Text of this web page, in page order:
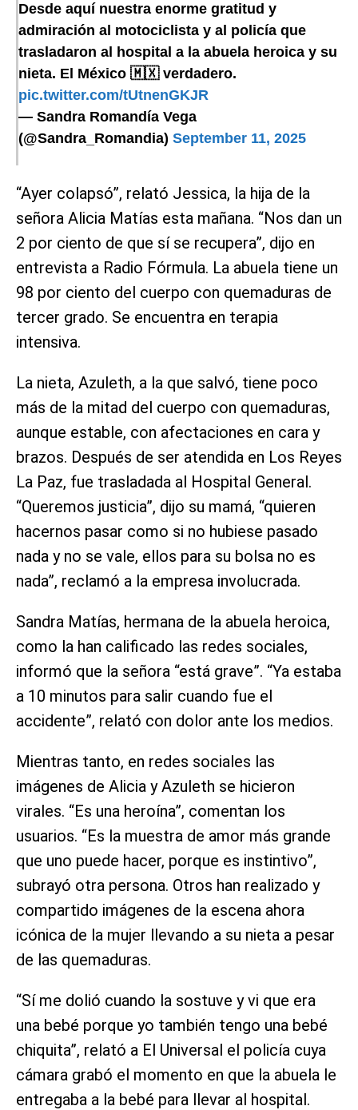
Desde aquí nuestra enorme gratitud y
admiración al motociclista y al policía que
trasladaron al hospital a la abuela heroica y su
nieta. El México 🇲🇽 verdadero.
pic.twitter.com/tUtnenGKJR
— Sandra Romandía Vega
(@Sandra_Romandia) September 11, 2025
“Ayer colapsó”, relató Jessica, la hija de la
señora Alicia Matías esta mañana. “Nos dan un
2 por ciento de que sí se recupera”, dijo en
entrevista a Radio Fórmula. La abuela tiene un
98 por ciento del cuerpo con quemaduras de
tercer grado. Se encuentra en terapia
intensiva.
La nieta, Azuleth, a la que salvó, tiene poco
más de la mitad del cuerpo con quemaduras,
aunque estable, con afectaciones en cara y
brazos. Después de ser atendida en Los Reyes
La Paz, fue trasladada al Hospital General.
“Queremos justicia”, dijo su mamá, “quieren
hacernos pasar como si no hubiese pasado
nada y no se vale, ellos para su bolsa no es
nada”, reclamó a la empresa involucrada.
Sandra Matías, hermana de la abuela heroica,
como la han calificado las redes sociales,
informó que la señora “está grave”. “Ya estaba
a 10 minutos para salir cuando fue el
accidente”, relató con dolor ante los medios.
Mientras tanto, en redes sociales las
imágenes de Alicia y Azuleth se hicieron
virales. “Es una heroína”, comentan los
usuarios. “Es la muestra de amor más grande
que uno puede hacer, porque es instintivo”,
subrayó otra persona. Otros han realizado y
compartido imágenes de la escena ahora
icónica de la mujer llevando a su nieta a pesar
de las quemaduras.
“Sí me dolió cuando la sostuve y vi que era
una bebé porque yo también tengo una bebé
chiquita”, relató a El Universal el policía cuya
cámara grabó el momento en que la abuela le
entregaba a la bebé para llevar al hospital.